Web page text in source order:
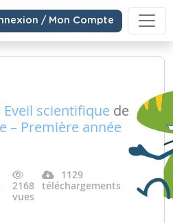
/ Mon Compte
Eveil scientifique de
– Première année
2168
vues
1129
téléchargements